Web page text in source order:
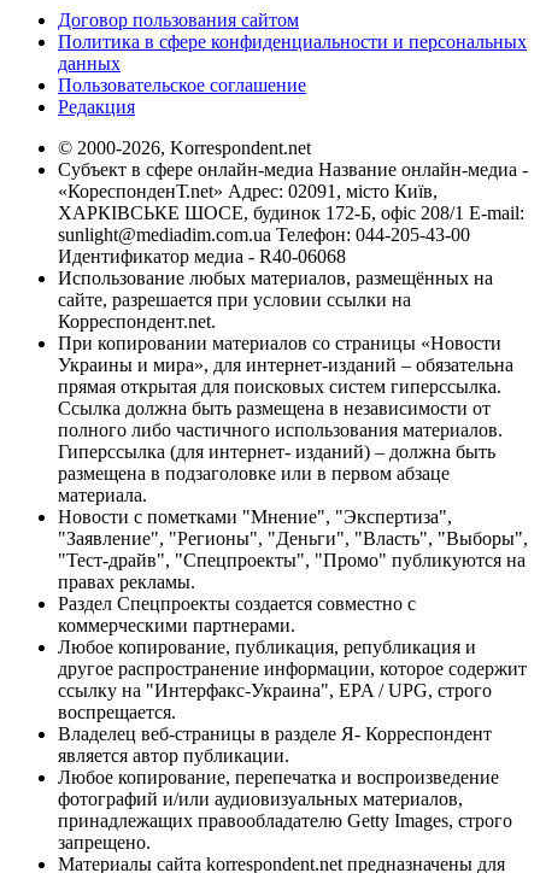
Договор пользования сайтом
Политика в сфере конфиденциальности и персональных
данных
Пользовательское соглашение
Редакция
© 2000-2026, Korrespondent.net
Субъект в сфере онлайн-медиа Название онлайн-медиа -
«КореспонденТ.net» Адрес: 02091, місто Київ,
ХАРКІВСЬКЕ ШОСЕ, будинок 172-Б, офіс 208/1 E-mail:
sunlight@mediadim.com.ua Телефон: 044-205-43-00
Идентификатор медиа - R40-06068
Использование любых материалов, размещённых на
сайте, разрешается при условии ссылки на
Корреспондент.net.
При копировании материалов со страницы «Новости
Украины и мира», для интернет-изданий – обязательна
прямая открытая для поисковых систем гиперссылка.
Ссылка должна быть размещена в независимости от
полного либо частичного использования материалов.
Гиперссылка (для интернет- изданий) – должна быть
размещена в подзаголовке или в первом абзаце
материала.
Новости с пометками "Мнение", "Экспертиза",
"Заявление", "Регионы", "Деньги", "Власть", "Выборы",
"Тест-драйв", "Спецпроекты", "Промо" публикуются на
правах рекламы.
Раздел Спецпроекты создается совместно с
коммерческими партнерами.
Любое копирование, публикация, републикация и
другое распространение информации, которое содержит
ссылку на "Интерфакс-Украина", EPA / UPG, строго
воспрещается.
Владелец веб-страницы в разделе Я- Корреспондент
является автор публикации.
Любое копирование, перепечатка и воспроизведение
фотографий и/или аудиовизуальных материалов,
принадлежащих правообладателю Getty Images, строго
запрещено.
Материалы сайта korrespondent.net предназначены для